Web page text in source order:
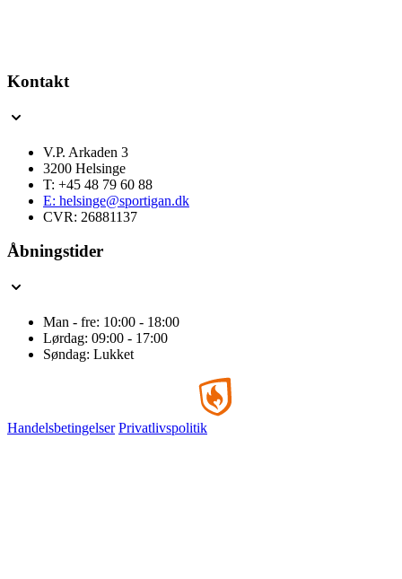
Kontakt
V.P. Arkaden 3
3200 Helsinge
T: +45 48 79 60 88
E: helsinge@sportigan.dk
CVR: 26881137
Åbningstider
Man - fre: 10:00 - 18:00
Lørdag: 09:00 - 17:00
Søndag: Lukket
Handelsbetingelser Privatlivspolitik